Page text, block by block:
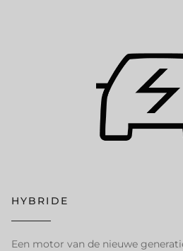
HYBRIDE
Een motor van de nieuwe